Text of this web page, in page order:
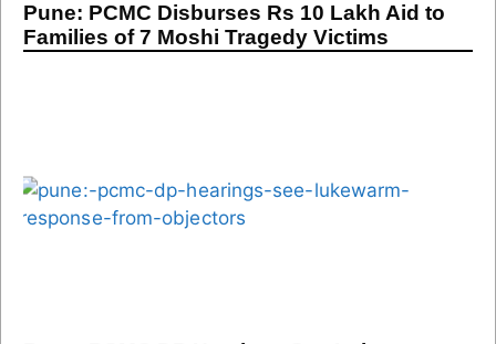
Pune: PCMC Disburses Rs 10 Lakh Aid to
Families of 7 Moshi Tragedy Victims